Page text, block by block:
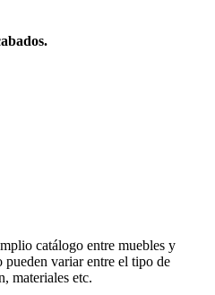
catálogo entre muebles y
pueden variar entre el tipo de
materiales etc.